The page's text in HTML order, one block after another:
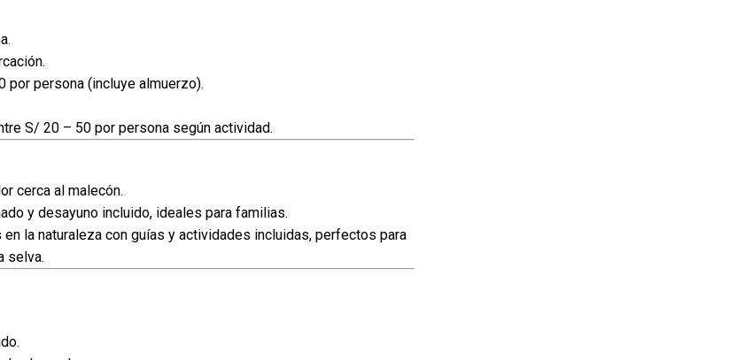
por persona (incluye almuerzo).
S/ 20 – 50 por persona según actividad.
cerca al malecón.
y desayuno incluido, ideales para familias.
la naturaleza con guías y actividades incluidas, perfectos para
selva.